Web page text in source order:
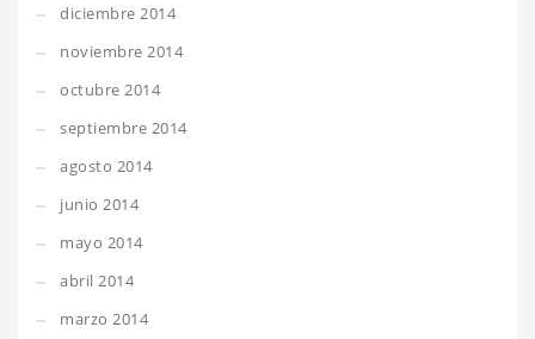
diciembre 2014
noviembre 2014
octubre 2014
septiembre 2014
agosto 2014
junio 2014
mayo 2014
abril 2014
marzo 2014